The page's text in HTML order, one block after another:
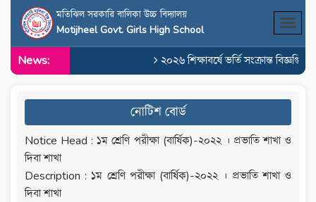
মতিঝিল সরকারি বালিকা উচ্চ বিদ্যালয়
Motijheel Govt. Girls High School
News: ২০২৬ শিক্ষাবর্ষে ভর্তি সংক্রান্ত বিজ্ঞপ্তি
নোটিশ বোর্ড
Notice Head : ১ম শ্রেণি পরীক্ষা (বার্ষিক)-২০২২ । প্রভাতি শাখা ও
দিবা শাখা
Description : ১ম শ্রেণি পরীক্ষা (বার্ষিক)-২০২২ । প্রভাতি শাখা ও
দিবা শাখা